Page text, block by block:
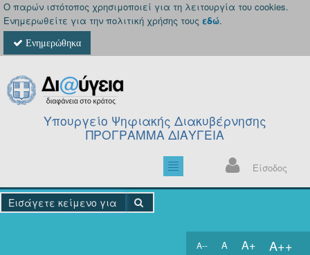
Ο παρών ιστότοπος χρησιμοποιεί για τη λειτουργία του cookies.
Ενημερωθείτε για την πολιτική χρήσης τους εδώ.
Ενημερώθηκα
Υπουργείο Ψηφιακής Διακυβέρνησης
ΠΡΟΓΡΑΜΜΑ ΔΙΑΥΓΕΙΑ
Είσοδος
A-- A A+ A++